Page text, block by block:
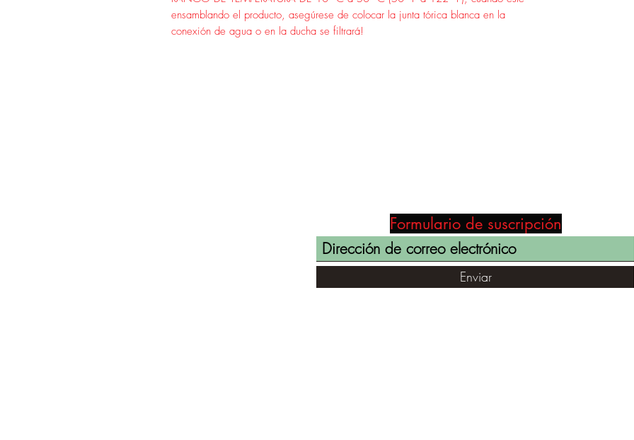
ensamblando el producto, asegúrese de colocar la junta tórica blanca en la
conexión de agua o en la ducha se filtrará!
Formulario de suscripción
Enviar